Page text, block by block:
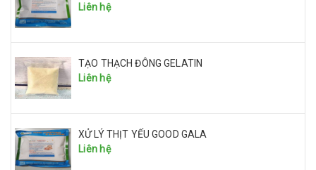
Liên hệ
TẠO THẠCH ĐÔNG GELATIN
Liên hệ
XỬ LÝ THỊT YẾU GOOD GALA
Liên hệ